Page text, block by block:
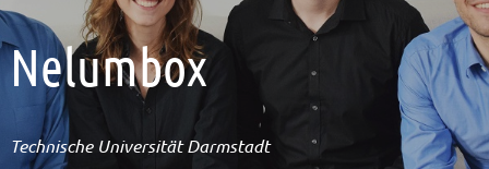
Nelumbox
Technische Universität Darmstadt